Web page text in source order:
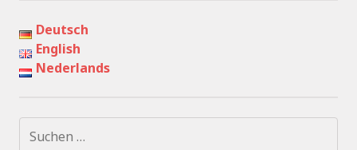
Deutsch
English
Nederlands
nach: